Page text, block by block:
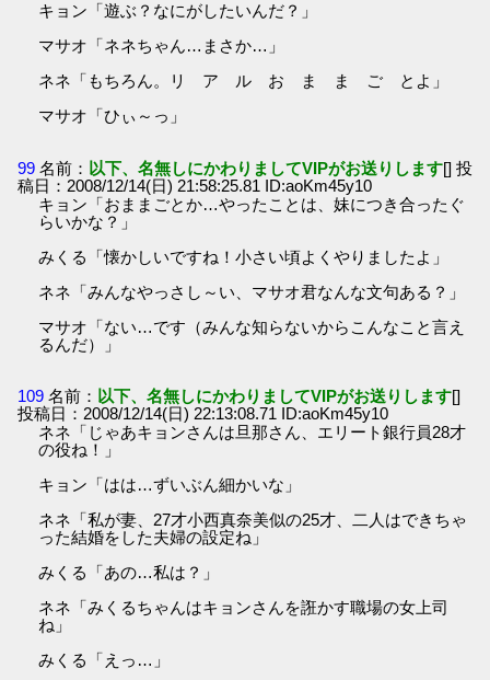
キョン「遊ぶ？なにがしたいんだ？」
マサオ「ネネちゃん…まさか…」
ネネ「もちろん。リ ア ル お ま ま ご とよ」
マサオ「ひぃ～っ」
99 名前： 以下、名無しにかわりましてVIPがお送りします[] 投
稿日：2008/12/14(日) 21:58:25.81 ID:aoKm45y10
キョン「おままごとか…やったことは、妹につき合ったぐ
らいかな？」
みくる「懐かしいですね！小さい頃よくやりましたよ」
ネネ「みんなやっさし～い、マサオ君なんな文句ある？」
マサオ「ない…です（みんな知らないからこんなこと言え
るんだ）」
109 名前： 以下、名無しにかわりましてVIPがお送りします[]
投稿日：2008/12/14(日) 22:13:08.71 ID:aoKm45y10
ネネ「じゃあキョンさんは旦那さん、エリート銀行員28才
の役ね！」
キョン「はは…ずいぶん細かいな」
ネネ「私が妻、27才小西真奈美似の25才、二人はできちゃ
った結婚をした夫婦の設定ね」
みくる「あの…私は？」
ネネ「みくるちゃんはキョンさんを誑かす職場の女上司
ね」
みくる「えっ…」